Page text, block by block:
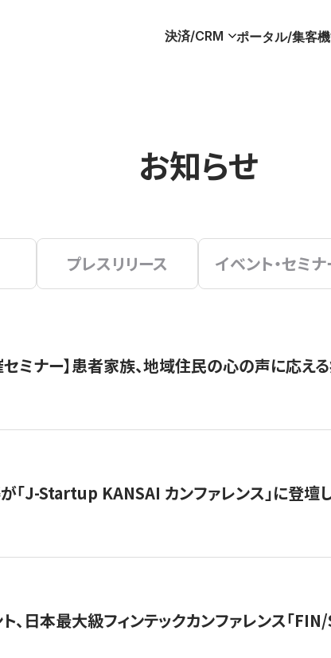
決済/CRM ポータル/集客
お知らせ
プレスリリース イベント・セミナ
セミナー】患者家族、地域住民の心の声に応
「J-Startup KANSAI カンファレンス」に登壇
、日本最大級フィンテックカンファレンス「